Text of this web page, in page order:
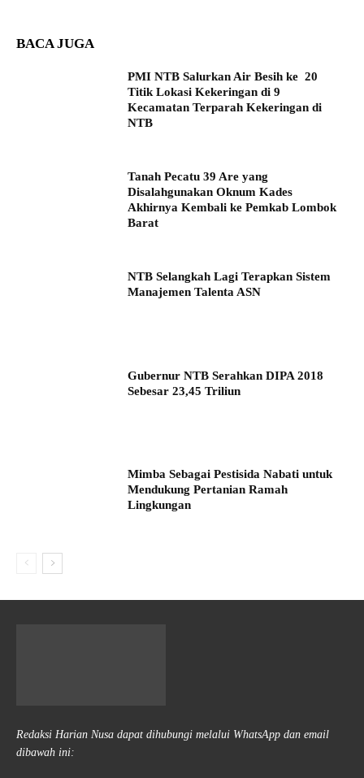
BACA JUGA
PMI NTB Salurkan Air Besih ke 20
Titik Lokasi Kekeringan di 9
Kecamatan Terparah Kekeringan di
NTB
Tanah Pecatu 39 Are yang
Disalahgunakan Oknum Kades
Akhirnya Kembali ke Pemkab Lombok
Barat
NTB Selangkah Lagi Terapkan Sistem
Manajemen Talenta ASN
Gubernur NTB Serahkan DIPA 2018
Sebesar 23,45 Triliun
Mimba Sebagai Pestisida Nabati untuk
Mendukung Pertanian Ramah
Lingkungan
Redaksi Harian Nusa dapat dihubungi melalui WhatsApp dan email
dibawah ini: